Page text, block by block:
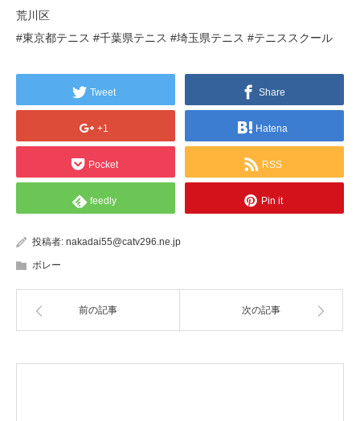
荒川区
#東京都テニス #千葉県テニス #埼玉県テニス #テニススクール
Tweet Share
+1 Hatena
Pocket RSS
feedly Pin it
投稿者: nakadai55@catv296.ne.jp
ボレー
前の記事 次の記事